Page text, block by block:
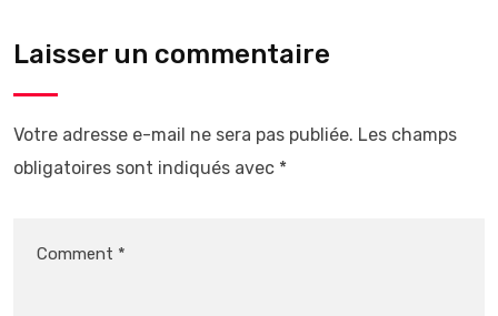
Laisser un commentaire
Votre adresse e-mail ne sera pas publiée. Les champs
obligatoires sont indiqués avec *